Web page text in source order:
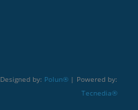
Designed by: Polun®| Powered by:
Tecnedia®